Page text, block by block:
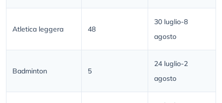
Atletica leggera 48
30 luglio-8
agosto
Badminton 5
24 luglio-2
agosto